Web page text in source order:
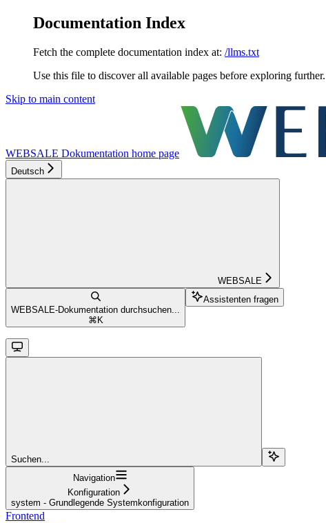
Documentation Index
Fetch the complete documentation index at: /llms.txt
Use this file to discover all available pages before exploring further.
Skip to main content
WEBSALE Dokumentation home page
Deutsch
WEBSALE
WEBSALE-Dokumentation durchsuchen...
⌘ K
Assistenten fragen
Suchen...
Navigation
Konfiguration
system - Grundlegende Systemkonfiguration
Frontend